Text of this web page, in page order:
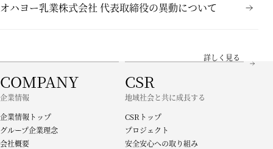
オハヨー乳業株式会社 代表取締役の異動について
詳しく見る
COMPANY
企業情報
企業情報トップ
グループ企業理念
会社概要
CSR
地域社会と共に成長する
CSRトップ
プロジェクト
安全安心への取り組み